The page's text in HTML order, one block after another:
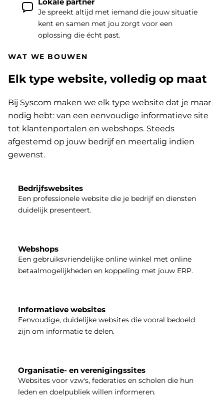
Lokale partner
Je spreekt altijd met iemand die jouw situatie
kent en samen met jou zorgt voor een
oplossing die écht past.
WAT WE BOUWEN
Elk type website, volledig op maat
Bij Syscom maken we elk type website dat je maar
nodig hebt: van een eenvoudige informatieve site
tot klantenportalen en webshops. Steeds
afgestemd op jouw bedrijf en meertalig indien
gewenst.
Bedrijfswebsites
Een professionele website die je bedrijf en diensten
duidelijk presenteert.
Webshops
Een gebruiksvriendelijke online winkel met online
betaalmogelijkheden en koppeling met jouw ERP.
Informatieve websites
Eenvoudige, duidelijke websites die vooral bedoeld
zijn om informatie te delen.
Organisatie- en verenigingssites
Websites voor vzw's, federaties en scholen die hun
leden en doelpubliek willen informeren.